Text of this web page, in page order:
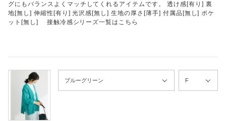
グにもバランスよくマッチしてくれるアイテムです。 透け感[有り] 裏
地[無し] 伸縮性[有り] 光沢感[無し] 生地の厚さ[薄手] 付属品[無し] ポケ
ット[無し] 接触冷感シリーズ一覧はこちら